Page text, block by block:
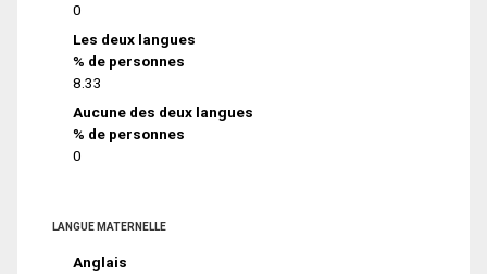
0
Les deux langues
% de personnes
8.33
Aucune des deux langues
% de personnes
0
LANGUE MATERNELLE
Anglais